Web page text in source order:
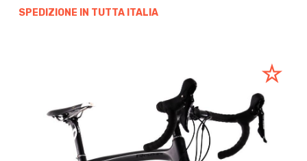
SPEDIZIONE IN TUTTA ITALIA